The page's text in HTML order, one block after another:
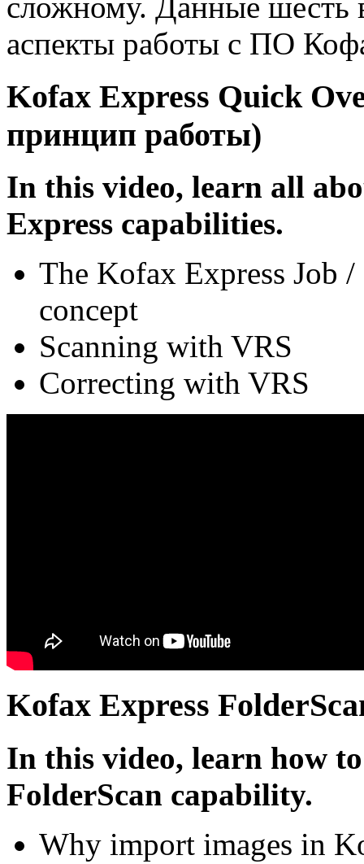
аспекты работы с ПО
Kofax Express Quick
принцип работы)
In this video, learn all
Express capabilities.
The Kofax Express Job
concept
Scanning with VRS
Correcting with VRS
Kofax Express
In this video, learn how
FolderScan capability.
Why import images in